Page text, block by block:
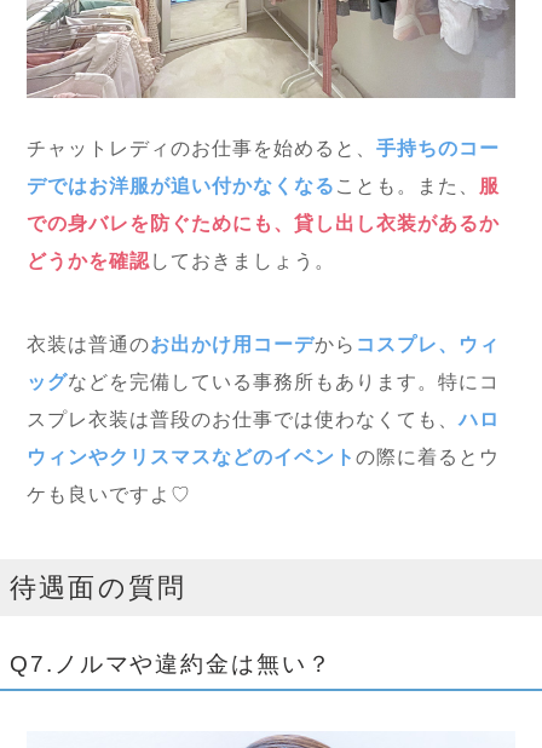
チャットレディのお仕事を始めると、手持ちのコー
デではお洋服が追い付かなくなる ことも。また、 服
での身バレを防ぐためにも、貸し出し衣装があるか
どうかを確認 しておきましょう。
衣装は普通のお出かけ用コーデから コスプレ、ウィ
ッグなどを完備している事務所もあります。特にコ
スプレ衣装は普段のお仕事では使わなくても、ハロ
ウィンやクリスマスなどのイベントの際に着るとウ
ケも良いですよ♡
待遇面の質問
Q7.ノルマや違約金は無い？